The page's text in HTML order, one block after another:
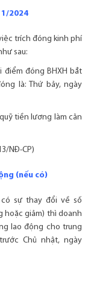
2024
trích đóng kinh phí
sau:
điểm đóng BHXH bắt
là: Thứ bảy, ngày
tiền lương làm căn
NĐ-CP)
(nếu có)
sự thay đổi về số
hoặc giảm) thì doanh
lao động cho trung
Chủ nhật, ngày